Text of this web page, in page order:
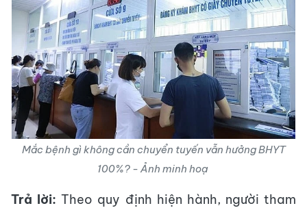
Mắc bệnh gì không cần chuyển tuyến vẫn hưởng BHYT
100%? - Ảnh minh hoạ
Trả lời: Theo quy định hiện hành, người tham